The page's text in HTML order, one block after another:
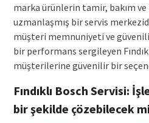
marka ürünlerin tamir, bakım
uzmanlaşmış bir servis
müşteri memnuniyeti ve
bir performans sergileyen
müşterilerine güvenilir bir
Fındıklı Bosch Servisi:
bir şekilde çözebilecek